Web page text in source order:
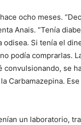
ocho meses.
Anais. “Tenía
Si tenía el
podía comprarlas.
se
Carbamazepina.
un laboratorio,